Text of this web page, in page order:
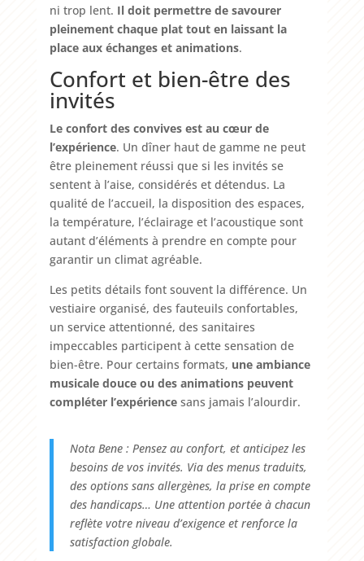
ni trop lent. Il doit permettre de savourer
pleinement chaque plat tout en laissant la
place aux échanges et animations.
Confort et bien-être des
invités
Le confort des convives est au cœur de
l’expérience. Un dîner haut de gamme ne peut
être pleinement réussi que si les invités se
sentent à l’aise, considérés et détendus. La
qualité de l’accueil, la disposition des espaces,
la température, l’éclairage et l’acoustique sont
autant d’éléments à prendre en compte pour
garantir un climat agréable.
Les petits détails font souvent la différence. Un
vestiaire organisé, des fauteuils confortables,
un service attentionné, des sanitaires
impeccables participent à cette sensation de
bien-être. Pour certains formats, une ambiance
musicale douce ou des animations peuvent
compléter l’expériencesans jamais l’alourdir.
Nota Bene : Pensez au confort, et anticipez les
besoins de vos invités. Via des menus traduits,
des options sans allergènes, la prise en compte
des handicaps… Une attention portée à chacun
reflète votre niveau d’exigence et renforce la
satisfaction globale.